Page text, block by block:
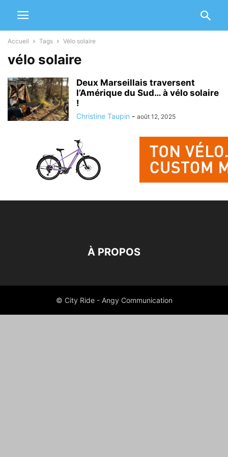
Accueil Tags Vélo solaire
vélo solaire
Deux Marseillais traversent
l’Amérique du Sud… à vélo solaire
!
Christine Taupin - août 12, 2025
À PROPOS
© City Ride - Angy Communication